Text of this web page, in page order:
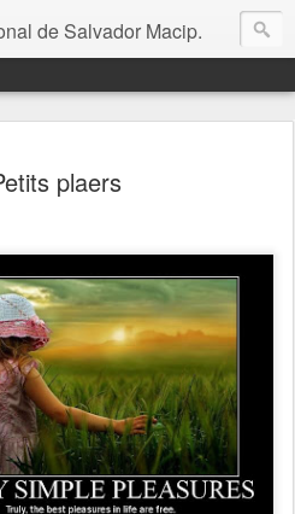
de Salvador Macip.
plaers